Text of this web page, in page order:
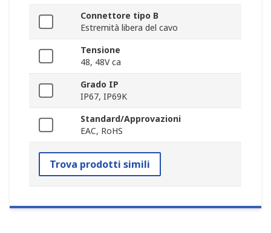
Connettore tipo B
Estremità libera del cavo
Tensione
48, 48V ca
Grado IP
IP67, IP69K
Standard/Approvazioni
EAC, RoHS
Trova prodotti simili